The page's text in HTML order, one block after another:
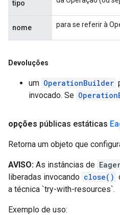
tipo
nome para se referir à
Devoluções
um OperationBuilder
invocado. Se
opções públicas estáticas
Retorna um objeto que
AVISO: As instâncias de
liberadas invocando close()
a técnica `try-with-resources`.
Exemplo de uso: